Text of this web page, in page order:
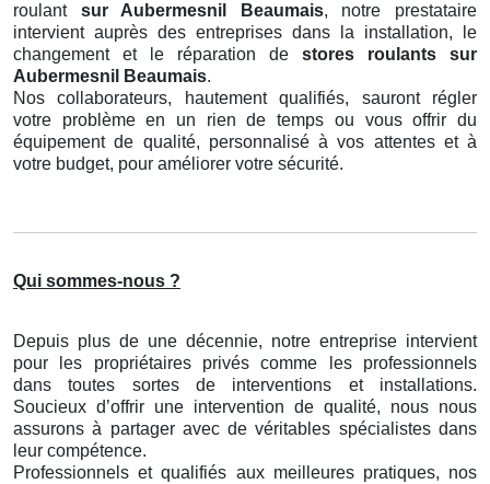
roulant sur Aubermesnil Beaumais, notre prestataire
intervient auprès des entreprises dans la installation, le
changement et le réparation de stores roulants
sur
Aubermesnil Beaumais.
Nos collaborateurs, hautement qualifiés, sauront régler
votre problème en un rien de temps ou vous offrir du
équipement de qualité, personnalisé à vos attentes et à
votre budget, pour améliorer votre sécurité.
Qui sommes-nous ?
Depuis plus de une décennie, notre entreprise intervient
pour les propriétaires privés comme les professionnels
dans toutes sortes de interventions et installations.
Soucieux d’offrir une intervention de qualité, nous nous
assurons à partager avec de véritables spécialistes dans
leur compétence.
Professionnels et qualifiés aux meilleures pratiques, nos